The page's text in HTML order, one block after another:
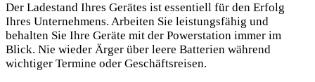
Der Ladestand Ihres Gerätes ist essentiell für den Erfolg
Ihres Unternehmens. Arbeiten Sie leistungsfähig und
behalten Sie Ihre Geräte mit der Powerstation immer im
Blick. Nie wieder Ärger über leere Batterien während
wichtiger Termine oder Geschäftsreisen.